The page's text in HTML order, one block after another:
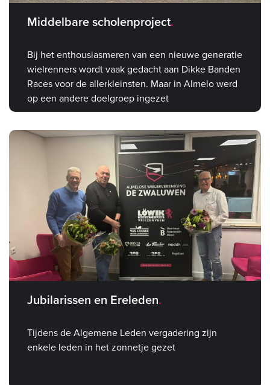
Middelbare scholenproject
Bij het enthousiasmeren van een nieuwe generatie
wielrenners wordt vaak gedacht aan Dikke Banden
Races voor de allerkleinsten. Maar in Almelo werd
op een andere doelgroep ingezet
Jubilarissen en Ereleden
Tijdens de Algemene Leden vergadering zijn
enkele leden in het zonnetje gezet